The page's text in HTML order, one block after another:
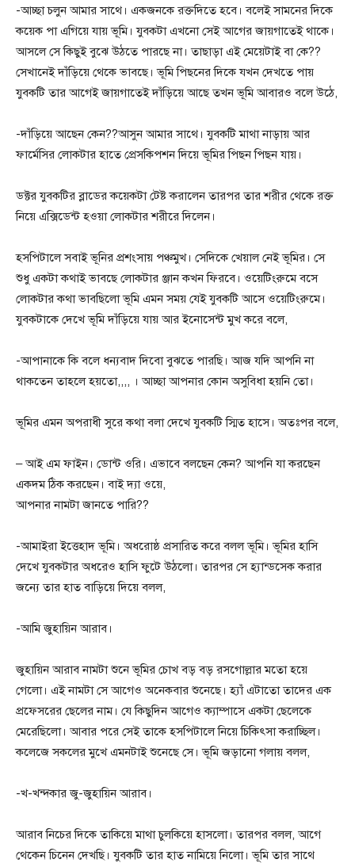
-আচ্ছা চলুন আমার সাথে। একজনকে রক্তদিতে হবে। বলেই সামনের দিকে
কয়েক পা এগিয়ে যায় ভূমি। যুবকটা এখনো সেই আগের জায়গাতেই থাকে।
আসলে সে কিছুই বুঝে উঠতে পারছে না। তাছাড়া এই মেয়েটাই বা কে??
সেখানেই দাঁড়িয়ে থেকে ভাবছে। ভূমি পিছনের দিকে যখন দেখতে পায়
যুবকটি তার আগেই জায়গাতেই দাঁড়িয়ে আছে তখন ভূমি আবারও বলে উঠে,
-দাঁড়িয়ে আছেন কেন??আসুন আমার সাথে। যুবকটি মাথা নাড়ায় আর
ফার্মেসির লোকটার হাতে প্রেসকিপশন দিয়ে ভূমির পিছন পিছন যায়।
ডক্টর যুবকটির ব্লাডের কয়েকটা টেষ্ট করালেন তারপর তার শরীর থেকে রক্ত
নিয়ে এক্সিডেন্ট হওয়া লোকটার শরীরে দিলেন।
হসপিটালে সবাই ভূনির প্রশংসায় পঞ্চমুখ। সেদিকে খেয়াল নেই ভূমির। সে
শুধু একটা কথাই ভাবছে লোকটার ঞ্জান কখন ফিরবে। ওয়েটিংরুমে বসে
লোকটার কথা ভাবছিলো ভূমি এমন সময় যেই যুবকটি আসে ওয়েটিংরুমে।
যুবকটাকে দেখে ভূমি দাঁড়িয়ে যায় আর ইনোসেন্ট মুখ করে বলে,
-আপানাকে কি বলে ধন্যবাদ দিবো বুঝতে পারছি। আজ যদি আপনি না
থাকতেন তাহলে হয়তো,,,, । আচ্ছা আপনার কোন অসুবিধা হয়নি তো।
ভূমির এমন অপরাধী সুরে কথা বলা দেখে যুবকটি স্মিত হাসে। অতঃপর বলে,
– আই এম ফাইন। ডোন্ট ওরি। এভাবে বলছেন কেন? আপনি যা করছেন
একদম ঠিক করছেন। বাই দ্যা ওয়ে,
আপনার নামটা জানতে পারি??
-আমাইরা ইত্তেহাদ ভূমি। অধরোষ্ঠ প্রসারিত করে বলল ভূমি। ভূমির হাসি
দেখে যুবকটার অধরেও হাসি ফুটে উঠলো। তারপর সে হ্যান্ডসেক করার
জন্যে তার হাত বাড়িয়ে দিয়ে বলল,
-আমি জুহায়িন আরাব।
জুহায়িন আরাব নামটা শুনে ভূমির চোখ বড় বড় রসগোল্লার মতো হয়ে
গেলো। এই নামটা সে আগেও অনেকবার শুনেছে। হ্যাঁ এটাতো তাদের এক
প্রফেসরের ছেলের নাম। যে কিছুদিন আগেও ক্যাম্পাসে একটা ছেলেকে
মেরেছিলো। আবার পরে সেই তাকে হসপিটালে নিয়ে চিকিৎসা করাচ্ছিল।
কলেজে সকলের মুখে এমনটাই শুনেছে সে। ভূমি জড়ানো গলায় বলল,
-খ-খন্দকার জু-জুহায়িন আরাব।
আরাব নিচের দিকে তাকিয়ে মাথা চুলকিয়ে হাসলো। তারপর বলল, আগে
থেকেন চিনেন দেখছি। যুবকটি তার হাত নামিয়ে নিলো। ভূমি তার সাথে